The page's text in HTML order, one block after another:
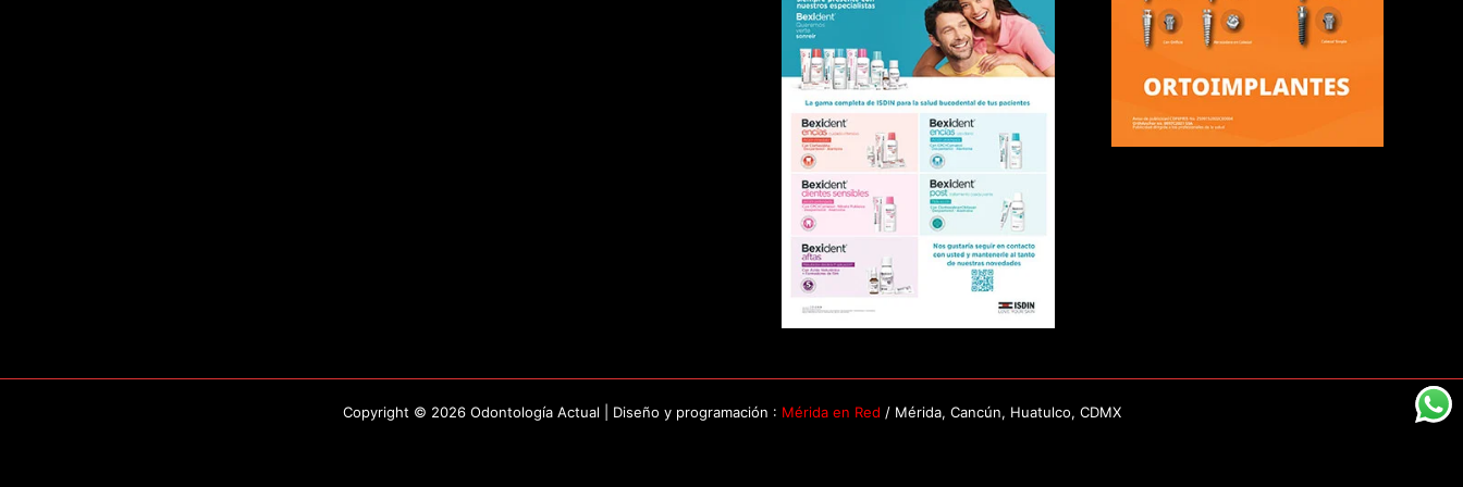
Copyright © 2026 Odontología Actual | Diseño y programación : Mérida en Red / Mérida, Cancún, Huatulco, CDMX